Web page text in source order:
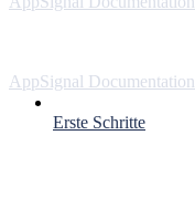
AppSignal Documentation
Erste Schritte